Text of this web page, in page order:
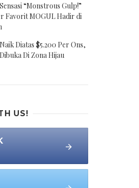
“Monstrous Gulp!”
Favorit MOGUL Hadir di
Diatas $5.200 Per Ons,
Di Zona Hijau
US!